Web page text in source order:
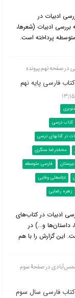
ادبیات در
ادبیات (شعرها،
پرداخته است.
در صفحه نهم پرونده
فارسی پایه نهم
۱۳:۱۵
کتاب درسی
در کتابهای درسی
محمّدرضا سنگری
فارسی متوسطه
عبّاسعلی وفایی
زهره رضایی
ادبیات در کتاب‌‌های
داستان‌ها و...) در
این گزارش را با هم
در صفحۀ سوم
کتاب فارسی سال سوم